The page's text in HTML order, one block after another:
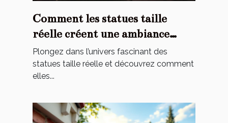
Comment les statues taille
réelle créent une ambiance
cinématographique chez vous ?
Plongez dans l’univers fascinant des
statues taille réelle et découvrez comment
elles...